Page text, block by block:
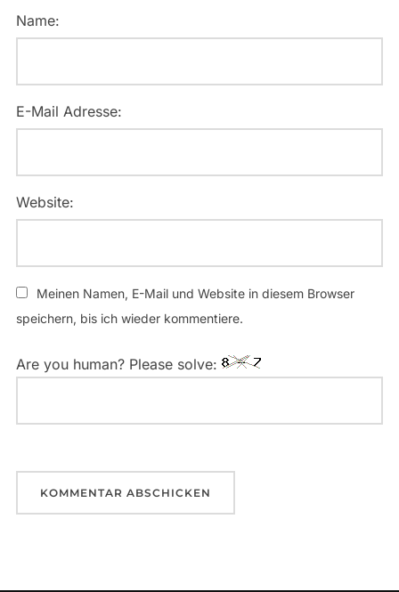
Name:
E-Mail Adresse:
Website:
Meinen Namen, E-Mail und Website in diesem Browser
speichern, bis ich wieder kommentiere.
Are you human? Please solve: